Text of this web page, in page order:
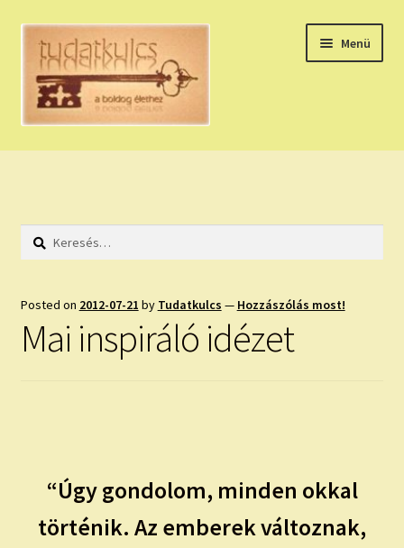
Ugrás
navigációhoz
Kilépés
tartalomba
Menü
HÚZZ EGY KÁRTYÁT!
HOLDNAPTÁR
NAPI ASZTROLÓGIA
ÍRJ NEKEM!
IRATKOZZ FEL A VIDEÓ CSATORNÁNKRA!
Keresés:
Posted on 2012-07-21 by Tudatkulcs — Hozzászólás most!
Mai inspiráló idézet
“Úgy gondolom, minden okkal
történik. Az emberek változnak,